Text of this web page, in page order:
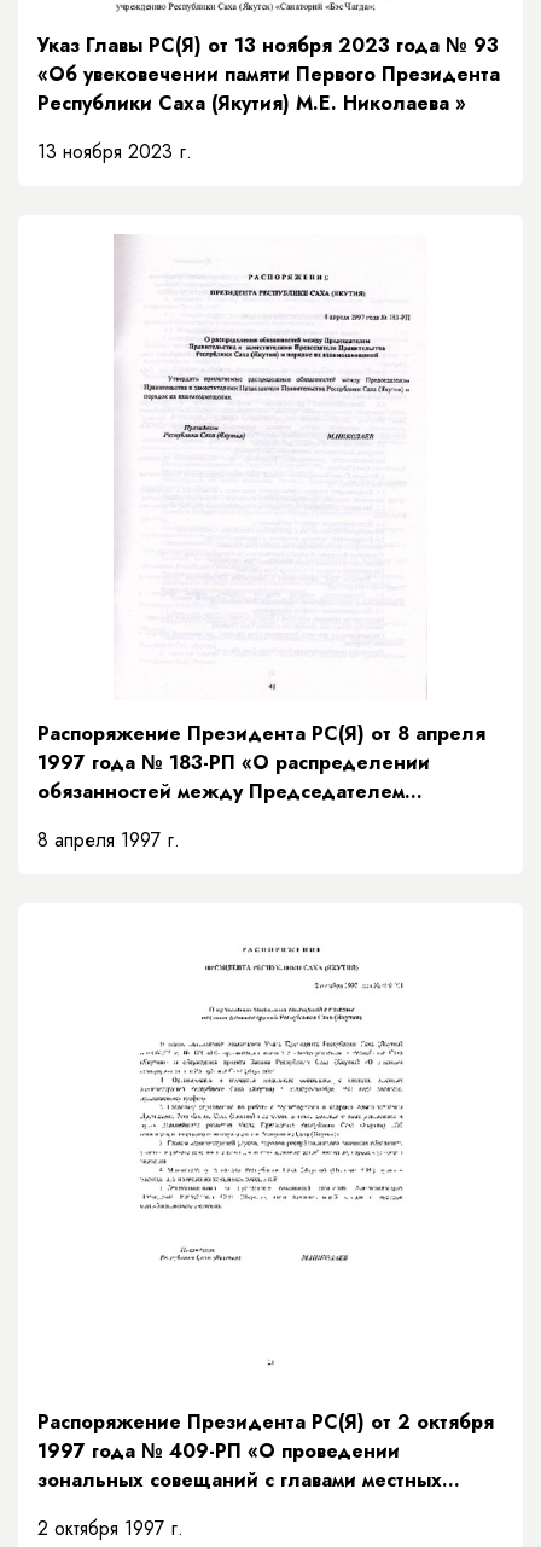
Указ Главы РС(Я) от 13 ноября 2023 года № 93
«Об увековечении памяти Первого Президента
Республики Саха (Якутия) М.Е. Николаева »
13 ноября 2023 г.
Распоряжение Президента РС(Я) от 8 апреля
1997 года № 183-РП «О распределении
обязанностей между Председателем
Правительства Республики Саха (Якутия) и
8 апреля 1997 г.
Распоряжение Президента РС(Я) от 2 октября
1997 года № 409-РП «О проведении
зональных совещаний с главами местных
2 октября 1997 г.